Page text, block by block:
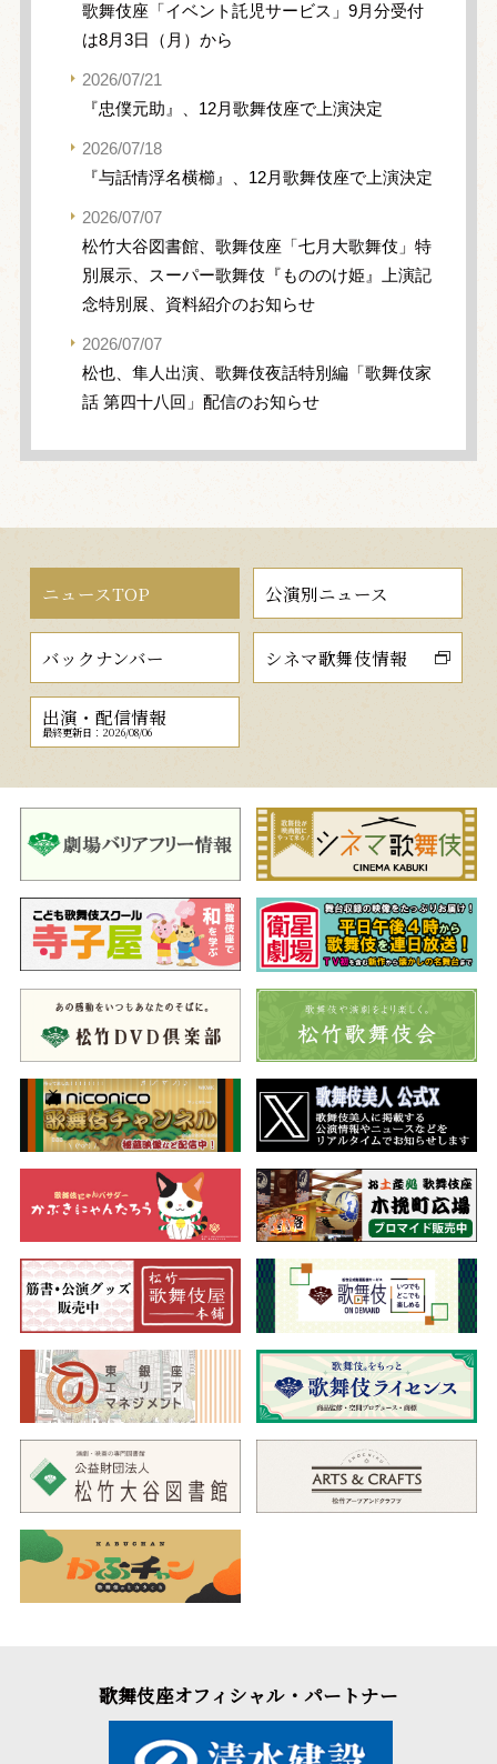
歌舞伎座「イベント託児サービス」9月分受付
は8月3日（月）から
2026/07/21
『忠僕元助』、12月歌舞伎座で上演決定
2026/07/18
『与話情浮名横櫛』、12月歌舞伎座で上演決定
2026/07/07
松竹大谷図書館、歌舞伎座「七月大歌舞伎」特
別展示、スーパー歌舞伎『もののけ姫』上演記
念特別展、資料紹介のお知らせ
2026/07/07
松也、隼人出演、歌舞伎夜話特別編「歌舞伎家
話 第四十八回」配信のお知らせ
ニュースTOP 公演別ニュース
バックナンバー シネマ歌舞伎情報
出演・配信情報
最終更新日：2026/08/06
歌舞伎座オフィシャル・パートナー